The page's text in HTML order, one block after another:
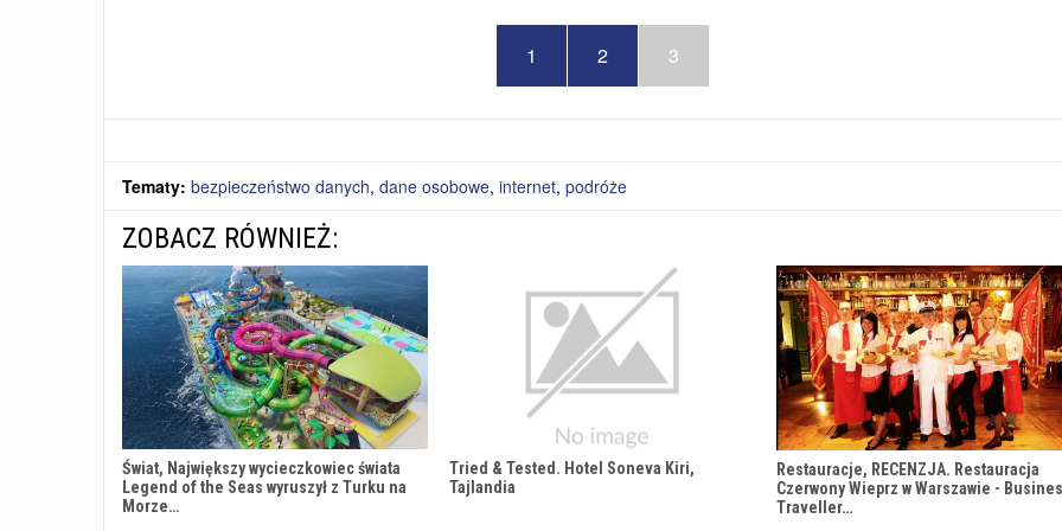
1 2 3
Tematy: bezpieczeństwo danych, dane osobowe, internet, podróże
ZOBACZ RÓWNIEŻ:
Świat, Największy wycieczkowiec świata
Legend of the Seas wyruszył z Turku na
Morze…
Tried & Tested. Hotel Soneva Kiri,
Tajlandia
Restauracje, RECENZJA. Restauracja
Czerwony Wieprz w Warszawie -
Traveller…